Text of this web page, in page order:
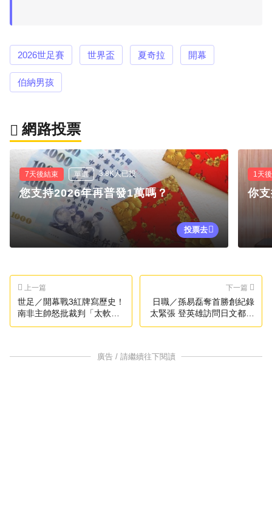
2026世足賽 世界盃 夏奇拉 開幕
伯納男孩
網路投票
7天後結束 單選 3.8K人已投
您支持2026年再普發1萬嗎？
投票去
1天
你
上一篇
世足／開幕戰3紅牌寫歷史！
南非主帥怒批裁判「太軟
弱」
下一篇
日職／孫易磊奪首勝創紀錄
太緊張 登英雄訪問日文都忘
光
廣告 / 請繼續往下閱讀